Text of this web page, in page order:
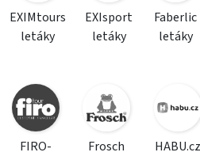
EXIMtours
letáky
EXIsport
letáky
Faberlic
letáky
FIRO-
Frosch
HABU.cz